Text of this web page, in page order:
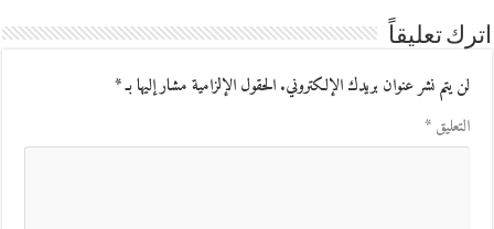
اترك تعليقاً
لن يتم نشر عنوان بريدك الإلكتروني.الحقول الإلزامية مشار إليها بـ*
التعليق*